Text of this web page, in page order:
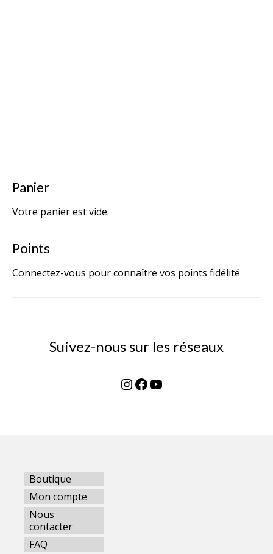
Panier
Votre panier est vide.
Points
Connectez-vous pour connaître vos points fidélité
Suivez-nous sur les réseaux
Instagram
Facebook
YouTube
Boutique
Mon compte
Nous
contacter
FAQ